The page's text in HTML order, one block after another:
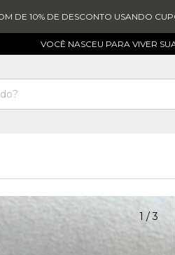
DE 10% DE DESCONTO USANDO
VOCÊ NASCEU PARA VIVER SUA
1 /3